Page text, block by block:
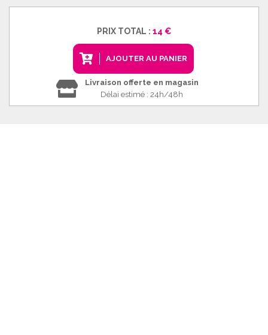
PRIX TOTAL : 14 €
AJOUTER AU PANIER
Livraison offerte en magasin
Délai estimé : 24h/48h